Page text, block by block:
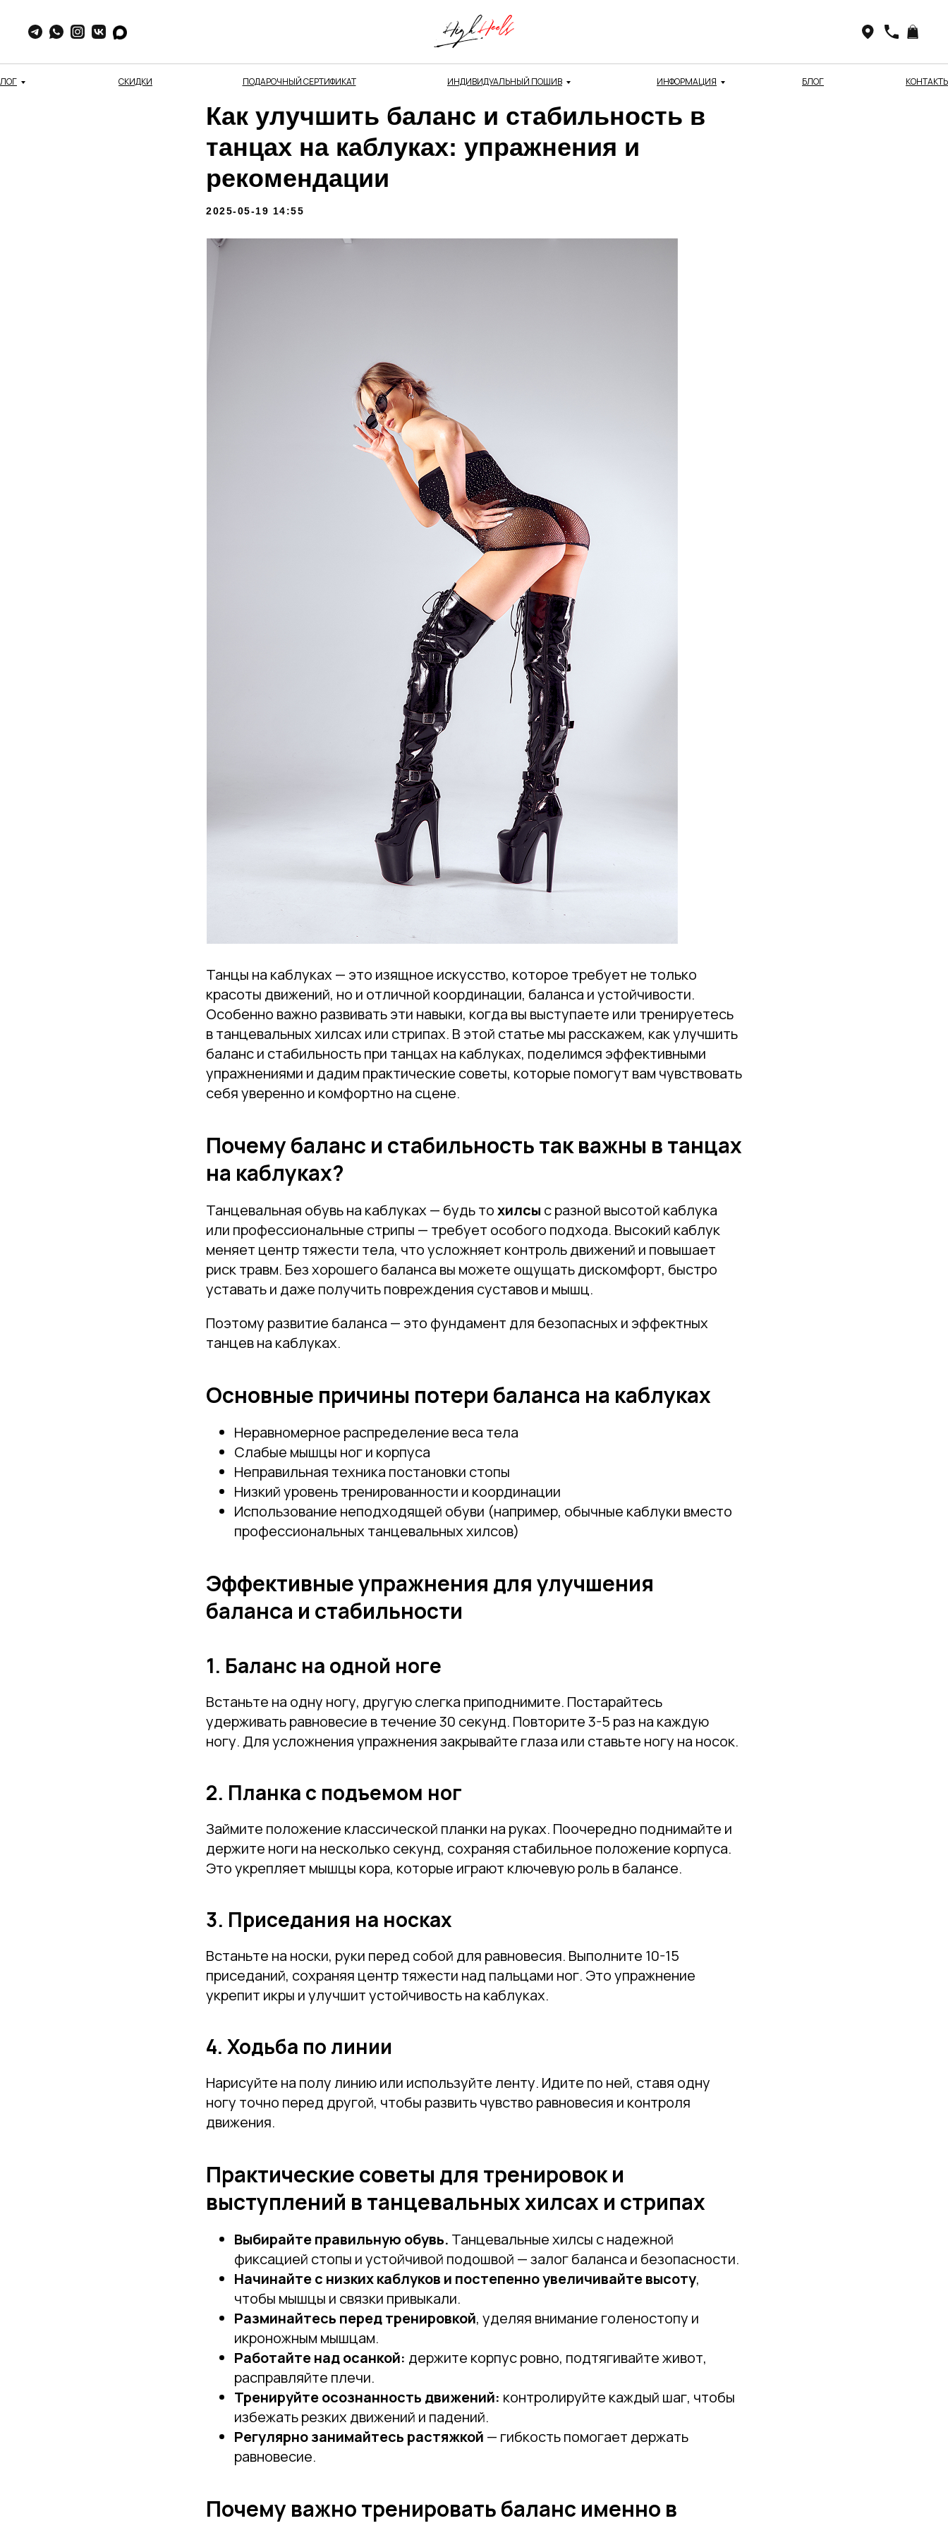
Привет! Дарим тебе -10% на первую покупку!
Подпишись на нашу рассылку
...и узнавай об акциях первой!
Email
Отправить
Нажимая на кнопку, вы даете согласие на обработку своих
персональных данных согласно 152-ФЗ. Подробнее
ПОДАРОЧНЫЙ СЕРТИФИКАТ ИНДИВИДУАЛЬНЫЙ ПОШИВ
СКИДКИ ИНФОРМАЦИЯ БЛОГ
Как улучшить баланс и стабильность в
танцах на каблуках: упражнения и
рекомендации
2025-05-19 14:55
Танцы на каблуках — это изящное искусство, которое требует не только
красоты движений, но и отличной координации, баланса и устойчивости.
Особенно важно развивать эти навыки, когда вы выступаете или тренируетесь
в танцевальных хилсах или стрипах. В этой статье мы расскажем, как улучшить
баланс и стабильность при танцах на каблуках, поделимся эффективными
упражнениями и дадим практические советы, которые помогут вам чувствовать
себя уверенно и комфортно на сцене.
Почему баланс и стабильность так важны в танцах
на каблуках?
Танцевальная обувь на каблуках — будь тохилсы с разной высотой каблука
или профессиональные стрипы — требует особого подхода. Высокий каблук
меняет центр тяжести тела, что усложняет контроль движений и повышает
риск травм. Без хорошего баланса вы можете ощущать дискомфорт, быстро
уставать и даже получить повреждения суставов и мышц.
Поэтому развитие баланса — это фундамент для безопасных и эффектных
танцев на каблуках.
Основные причины потери баланса на каблуках
Неравномерное распределение веса тела
Слабые мышцы ног и корпуса
Неправильная техника постановки стопы
Низкий уровень тренированности и координации
Использование неподходящей обуви (например, обычные каблуки вместо
профессиональных танцевальных хилсов)
Эффективные упражнения для улучшения
баланса и стабильности
1. Баланс на одной ноге
Встаньте на одну ногу, другую слегка приподнимите. Постарайтесь
удерживать равновесие в течение 30 секунд. Повторите 3-5 раз на каждую
ногу. Для усложнения упражнения закрывайте глаза или ставьте ногу на носок.
2. Планка с подъемом ног
Займите положение классической планки на руках. Поочередно поднимайте и
держите ноги на несколько секунд, сохраняя стабильное положение корпуса.
Это укрепляет мышцы кора, которые играют ключевую роль в балансе.
3. Приседания на носках
Встаньте на носки, руки перед собой для равновесия. Выполните 10-15
приседаний, сохраняя центр тяжести над пальцами ног. Это упражнение
укрепит икры и улучшит устойчивость на каблуках.
4. Ходьба по линии
Нарисуйте на полу линию или используйте ленту. Идите по ней, ставя одну
ногу точно перед другой, чтобы развить чувство равновесия и контроля
движения.
Практические советы для тренировок и
выступлений в танцевальных хилсах и стрипах
Выбирайте правильную обувь. Танцевальные хилсы с надежной
фиксацией стопы и устойчивой подошвой — залог баланса и безопасности.
Начинайте с низких каблуков и постепенно увеличивайте высоту,
чтобы мышцы и связки привыкали.
Разминайтесь перед тренировкой, уделяя внимание голеностопу и
икроножным мышцам.
Работайте над осанкой: держите корпус ровно, подтягивайте живот,
расправляйте плечи.
Тренируйте осознанность движений: контролируйте каждый шаг, чтобы
избежать резких движений и падений.
Регулярно занимайтесь растяжкой — гибкость помогает держать
равновесие.
Почему важно тренировать баланс именно в